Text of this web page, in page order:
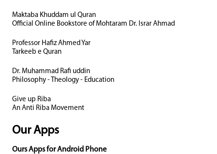
Maktaba Khuddam ul Quran
Official Online Bookstore of Mohtaram Dr. Israr Ahmad
Professor Hafiz Ahmed Yar
Tarkeeb e Quran
Dr. Muhammad Rafi uddin
Philosophy - Theology - Education
Give up Riba
An Anti Riba Movement
Our Apps
Ours Apps for Android Phone